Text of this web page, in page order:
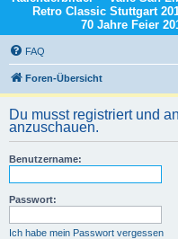
Retro Classic Stuttgart
70 Jahre Feier
FAQ
Foren-Übersicht
Du musst registriert und
anzuschauen.
Benutzername:
Passwort:
Ich habe mein Passwort vergessen